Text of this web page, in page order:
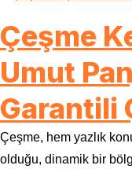
Çeşme
Umut
Garantili
Çeşme, hem yazlık
olduğu, dinamik bir